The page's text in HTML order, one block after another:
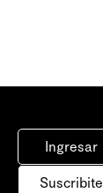
Ingresar
Suscribite